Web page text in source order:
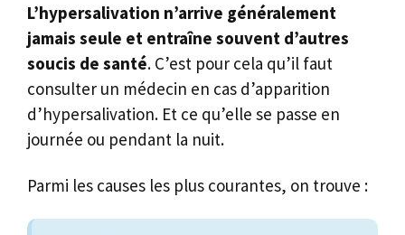
L’hypersalivation n’arrive généralement
jamais seule et entraîne souvent d’autres
soucis de santé. C’est pour cela qu’il faut
consulter un médecin en cas d’apparition
d’hypersalivation. Et ce qu’elle se passe en
journée ou pendant la nuit.
Parmi les causes les plus courantes, on trouve :